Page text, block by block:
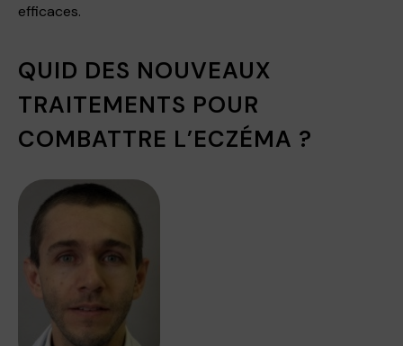
efficaces.
QUID DES NOUVEAUX
TRAITEMENTS POUR
COMBATTRE L’ECZÉMA ?